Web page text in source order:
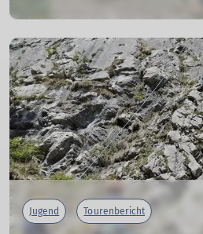
In den Pfingstferien 2025
Unsere diesjährige und bislang
mit der Jugendgruppe führte
mehr erfahren
Jugend Tourenbericht